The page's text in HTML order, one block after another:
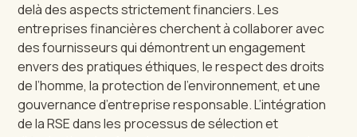
delà des aspects strictement financiers. Les
entreprises financières cherchent à collaborer avec
des fournisseurs qui démontrent un engagement
envers des pratiques éthiques, le respect des droits
de l’homme, la protection de l’environnement, et une
gouvernance d’entreprise responsable. L’intégration
de la RSE dans les processus de sélection et